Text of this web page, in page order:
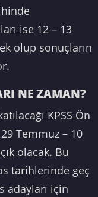
ise 12 – 13
olup sonuçların
NE ZAMAN?
KPSS Ön
Temmuz – 10
olacak. Bu
tarihlerinde geç
adayları için